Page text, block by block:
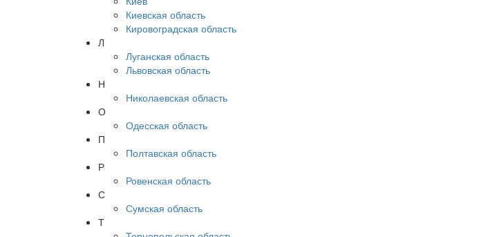
Киевская область
Кировоградская область
Л
Луганская область
Львовская область
Н
Николаевская область
О
Одесская область
П
Полтавская область
Р
Ровенская область
С
Сумская область
Т